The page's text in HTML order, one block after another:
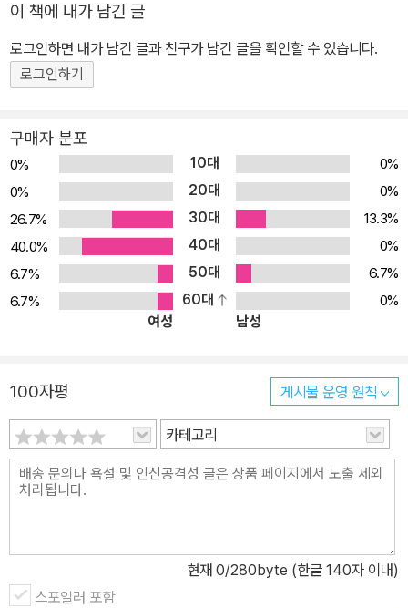
훈장을, 2017년 문화체육관광부 장관 표창을 받았다.
이 책에 내가 남긴 글
로그인하면 내가 남긴 글과 친구가 남긴 글을 확인할 수 있습니다.
로그인하기
구매자 분포
0% 10대
0%
0%
20대
0%
26.7%
30대
13.3%
40.0%
40대
0%
6.7%
50대
6.7%
6.7%
60대
0%
여성
남성
100자평 게시물 운영 원칙
카테고리
현재 0/280byte (한글 140자 이내)
스포일러 포함